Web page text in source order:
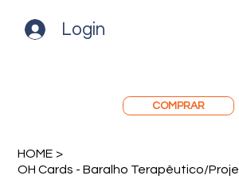
Login
COMPRAR
HOME >